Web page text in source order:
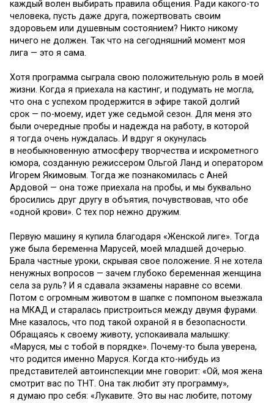
каждый волен выбирать правила общения. Ради какого-то
человека, пусть даже друга, пожертвовать своим
здоровьем или душевным состоянием? Никто никому
ничего не должен. Так что на сегодняшний момент моя
лига — это я сама.
Хотя программа сыграла свою положительную роль в моей
жизни. Когда я приехала на кастинг, и подумать не могла,
что она с успехом продержится в эфире такой долгий
срок — по-моему, идет уже седьмой сезон. Для меня это
были очередные пробы и надежда на работу, в которой
я тогда очень нуждалась. И вдруг я окунулась
в необыкновенную атмосферу творчества и искрометного
юмора, созданную режиссером Ольгой Ланд и оператором
Игорем Якимовым. Тогда же познакомилась с Аней
Ардовой — она тоже приехала на пробы, и мы буквально
бросились друг другу в объятия, почувствовав, что обе
«одной крови». С тех пор нежно дружим.
Первую машину я купила благодаря «Женской лиге». Тогда
уже была беременна Марусей, моей младшей дочерью.
Брала частные уроки, скрывая свое положение. Я не хотела
ненужных вопросов — зачем глубоко беременная женщина
села за руль? И я сдавала экзамены наравне со всеми.
Потом с огромным животом в шапке с помпоном выезжала
на МКАД и старалась пристроиться между двумя фурами.
Мне казалось, что под такой охраной я в безопасности.
Обращаясь к своему животу, успокаивала малышку:
«Маруся, мы с тобой в порядке». Почему-то была уверена,
что родится именно Маруся. Когда кто-нибудь из
представителей автоинспекции мне говорит: «Ой, моя жена
смотрит вас по ТНТ. Она так любит эту программу»,
я думаю про себя: «Лукавите. Это вы нас любите, потому